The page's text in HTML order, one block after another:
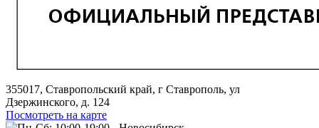
355017, Ставропольский край, г Ставрополь, ул
Дзержинского, д. 124
Посмотреть на карте